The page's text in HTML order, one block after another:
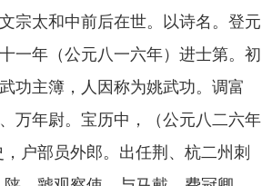
宗太和中前后在世。以诗名。登元
一年（公元八一六年）进士第。初
功主簿，人因称为姚武功。调富
万年尉。宝历中，（公元八二六年
户部员外郎。出任荆、杭二州刺